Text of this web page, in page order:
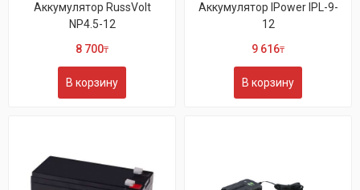
Аккумулятор RussVolt
NP4.5-12
8 700₸
В корзину
Аккумулятор IPower IPL-9-
12
9 616₸
В корзину